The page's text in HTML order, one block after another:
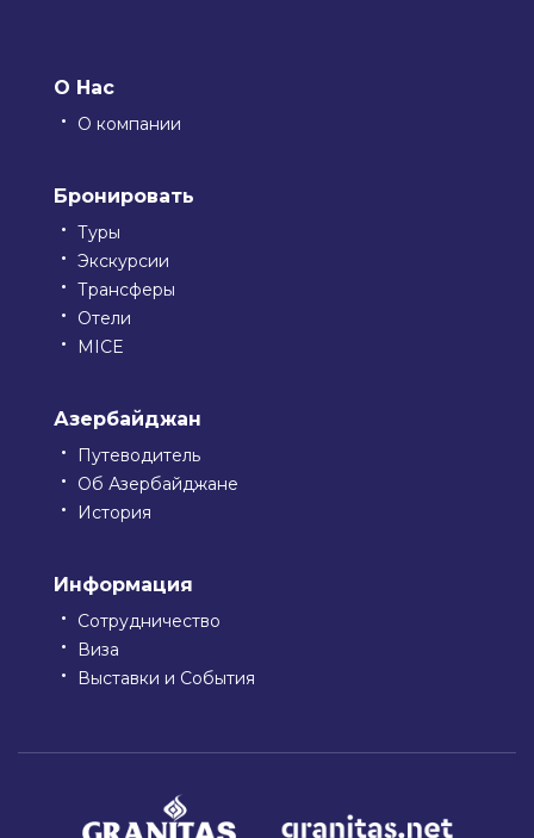
О Нас
О компании
Бронировать
Туры
Экскурсии
Трансферы
Отели
MICE
Азербайджан
Путеводитель
Об Азербайджане
История
Информация
Сотрудничество
Виза
Выставки и События